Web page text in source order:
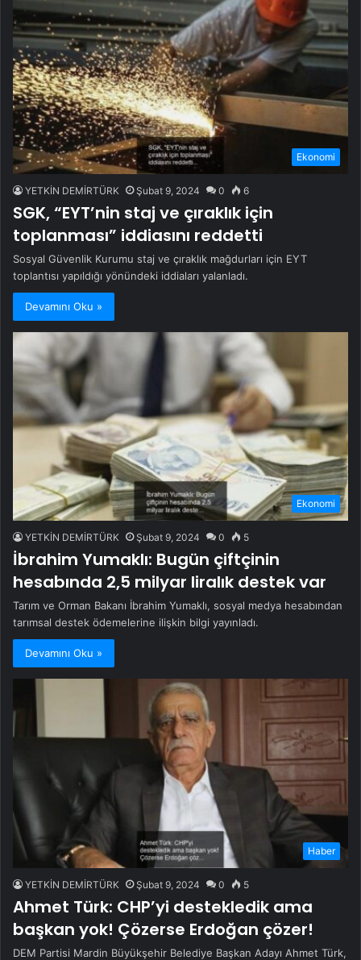
Ekonomi
YETKİN DEMİRTÜRK Şubat 9, 2024 0 6
SGK, “EYT’nin staj ve çıraklık için
toplanması” iddiasını reddetti
Sosyal Güvenlik Kurumu staj ve çıraklık mağdurları için EYT
toplantısı yapıldığı yönündeki iddiaları yalanladı.
Devamını Oku »
Ekonomi
YETKİN DEMİRTÜRK Şubat 9, 2024 0 5
İbrahim Yumaklı: Bugün çiftçinin
hesabında 2,5 milyar liralık destek var
Tarım ve Orman Bakanı İbrahim Yumaklı, sosyal medya hesabından
tarımsal destek ödemelerine ilişkin bilgi yayınladı.
Devamını Oku »
Haber
YETKİN DEMİRTÜRK Şubat 9, 2024 0 5
Ahmet Türk: CHP’yi destekledik ama
başkan yok! Çözerse Erdoğan çözer!
DEM Partisi Mardin Büyükşehir Belediye Başkan Adayı Ahmet Türk,